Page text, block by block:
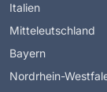
Italien
Mitteleutschland
Bayern
Nordrhein-